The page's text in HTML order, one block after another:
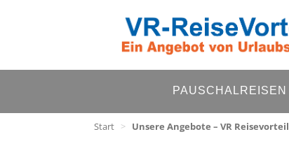
PAUSCHALREISEN
Start > Unsere Angebote – VR Reisevorteil